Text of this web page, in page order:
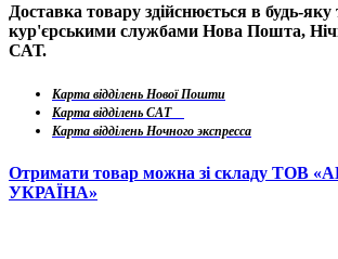
Доставка товару здійснюється в будь-
кур'єрськими службами Нова Пошта,
САТ.
Карта відділень Нової Пошти
Карта відділень САТ
Карта відділень Ночного экспресса
Отримати товар можна зі складу ТОВ
УКРАЇНА»